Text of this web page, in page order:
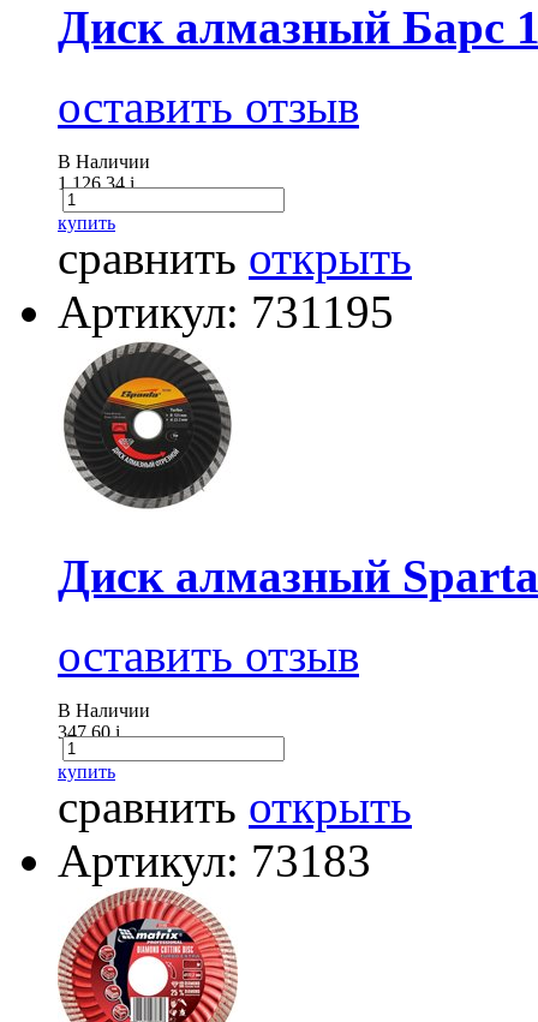
Диск алмазный Барс
оставить отзыв
В Наличии
1 126.34i
купить
сравнить открыть
Артикул: 731195
Диск алмазный
оставить отзыв
В Наличии
347.60i
купить
сравнить открыть
Артикул: 73183